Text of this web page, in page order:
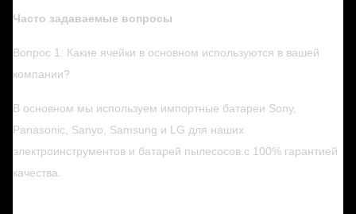
Часто задаваемые вопросы
Вопрос 1: Какие ячейки в основном используются в вашей
компании?
В основном мы используем импортные батареи Sony,
Panasonic, Sanyo, Samsung и LG для наших
электроинструментов и батарей пылесосов.с 100% гарантией
качества.